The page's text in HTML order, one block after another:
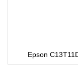
Epson